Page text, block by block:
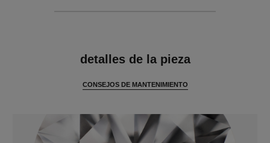
detalles de la pieza
CONSEJOS DE MANTENIMIENTO